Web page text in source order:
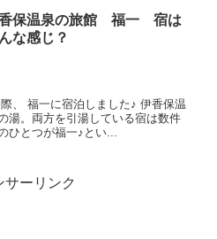
保温泉の旅館 福一 宿は
な感じ？
、 福一に宿泊しました♪ 伊香保温
湯。両方を引湯している宿は数件
ひとつが福一♪とい...
サーリンク